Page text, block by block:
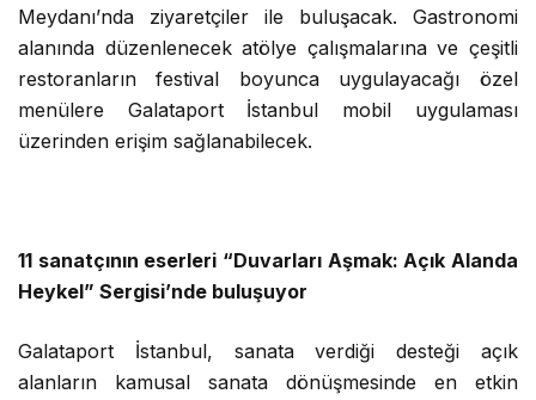
Meydanı’nda ziyaretçiler ile buluşacak. Gastronomi
alanında düzenlenecek atölye çalışmalarına ve çeşitli
restoranların festival boyunca uygulayacağı özel
menülere Galataport İstanbul mobil uygulaması
üzerinden erişim sağlanabilecek.
11 sanatçının eserleri “Duvarları Aşmak: Açık Alanda
Heykel” Sergisi’nde buluşuyor
Galataport İstanbul, sanata verdiği desteği açık
alanların kamusal sanata dönüşmesinde en etkin